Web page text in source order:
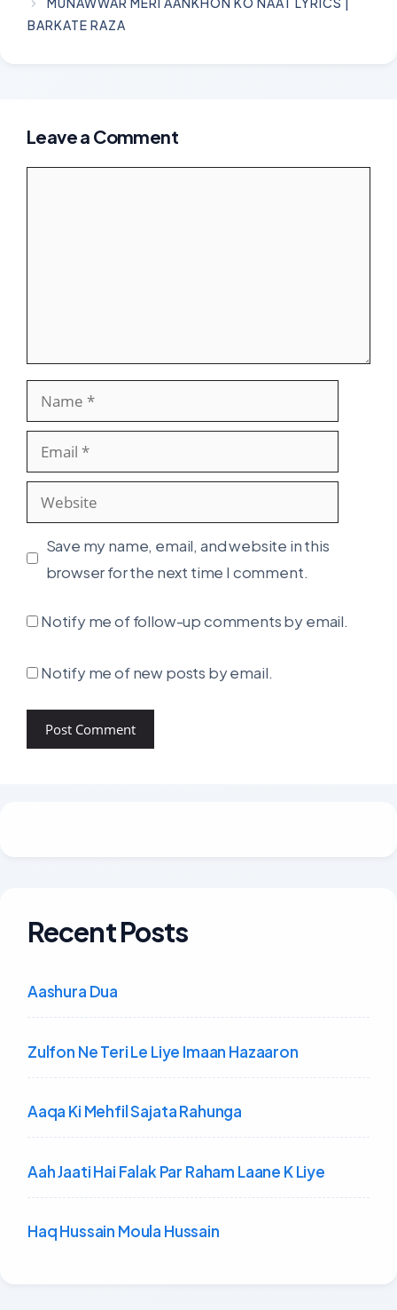
BARKATE RAZA
Leave a Comment
Name
Email
Website
Save my name, email, and website in this
browser for the next time I comment.
Notify me of follow-up comments by email.
Notify me of new posts by email.
Recent Posts
Aashura Dua
Zulfon Ne Teri Le Liye Imaan Hazaaron
Aaqa Ki Mehfil Sajata Rahunga
Aah Jaati Hai Falak Par Raham Laane K Liye
Haq Hussain Moula Hussain